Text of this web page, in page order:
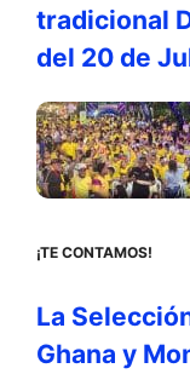
tradicional
del 20 de
¡TE CONTAMOS!
La
Ghana y